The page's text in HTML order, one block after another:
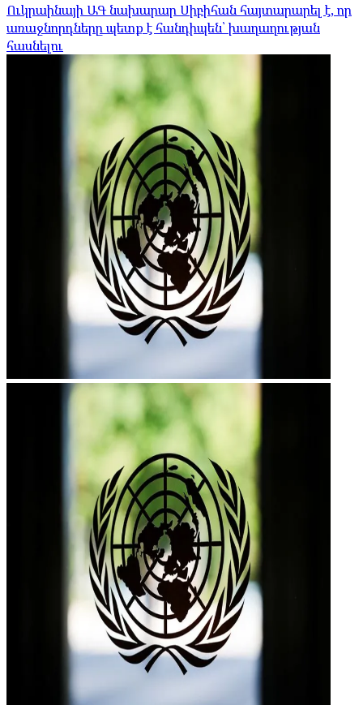
Ուկրաինայի ԱԳ նախարար Սիբիհան հայտարարել է, որ
առաջնորդները պետք է հանդիպեն՝ խաղաղության
հասնելու